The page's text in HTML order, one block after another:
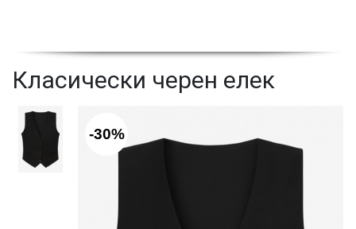
Класически черен елек
-30%